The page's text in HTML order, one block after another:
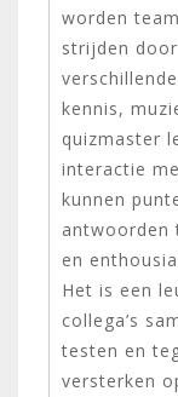
worden
strijden
kennis,
quizmaster
interactie
kunnen
antwoorden
en
Het is een
collega’s
testen en
versterken